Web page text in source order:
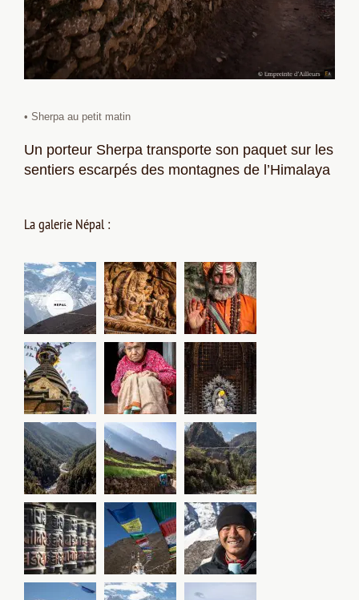
• Sherpa au petit matin
Un porteur Sherpa transporte son paquet sur les
sentiers escarpés des montagnes de l’Himalaya
La galerie Népal :